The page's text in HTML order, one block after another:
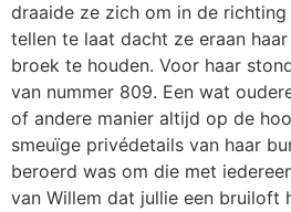
draaide ze zich om in de
tellen te laat dacht ze eraan
broek te houden. Voor haar
van nummer 809. Een wat
of andere manier altijd op de
smeuïge privédetails van haar
beroerd was om die met
van Willem dat jullie een bruiloft